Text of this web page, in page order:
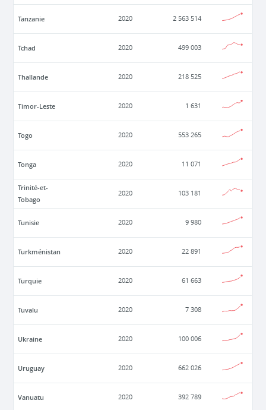
Tanzanie 2020 2 563 514
Tchad 2020 499 003
Thaïlande 2020 218 525
Timor-Leste 2020 1 631
Togo 2020 553 265
Tonga 2020 11 071
Trinité-et-
Tobago
2020 103 181
Tunisie 2020 9 980
Turkménistan 2020 22 891
Turquie 2020 61 663
Tuvalu 2020 7 308
Ukraine 2020 100 006
Uruguay 2020 662 026
Vanuatu 2020 392 789